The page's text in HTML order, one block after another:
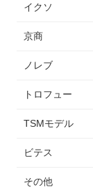
イクソ
京商
ノレブ
トロフュー
TSMモデル
ビテス
その他